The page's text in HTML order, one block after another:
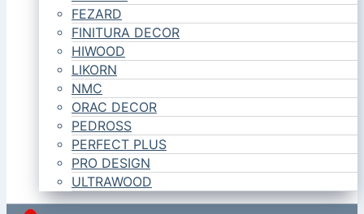
FEZARD
FINITURA DECOR
HIWOOD
LIKORN
NMC
ORAC DECOR
PEDROSS
PERFECT PLUS
PRO DESIGN
ULTRAWOOD